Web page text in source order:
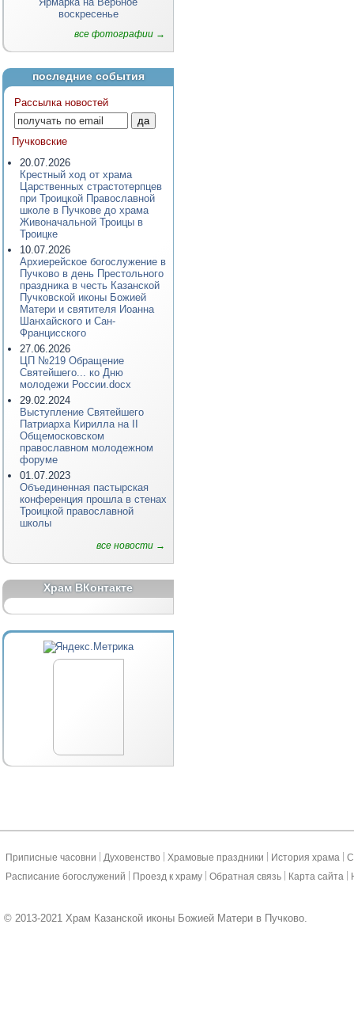
воскресенье
все фотографии →
последние события
Рассылка новостей
Пучковские
20.07.2026
Крестный ход от храма
Царственных страстотерпцев
при Троицкой Православной
школе в Пучкове до храма
Живоначальной Троицы в
Троицке
10.07.2026
Архиерейское богослужение в
Пучково в день Престольного
праздника в честь Казанской
Пучковской иконы Божией
Матери и святителя Иоанна
Шанхайского и Сан-
Францисского
27.06.2026
ЦП №219 Обращение
Святейшего... ко Дню
молодежи России.docx
29.02.2024
Выступление Святейшего
Патриарха Кирилла на II
Общемосковском
православном молодежном
форуме
01.07.2023
Объединенная пастырская
конференция прошла в стенах
Троицкой православной
школы
все новости →
Храм ВКонтакте
Приписные часовни Духовенство Храмовые праздники История храма
Расписание богослужений
Проезд к храму Обратная связь Карта сайта
© 2013-2021 Храм Казанской иконы Божией Матери в Пучково.